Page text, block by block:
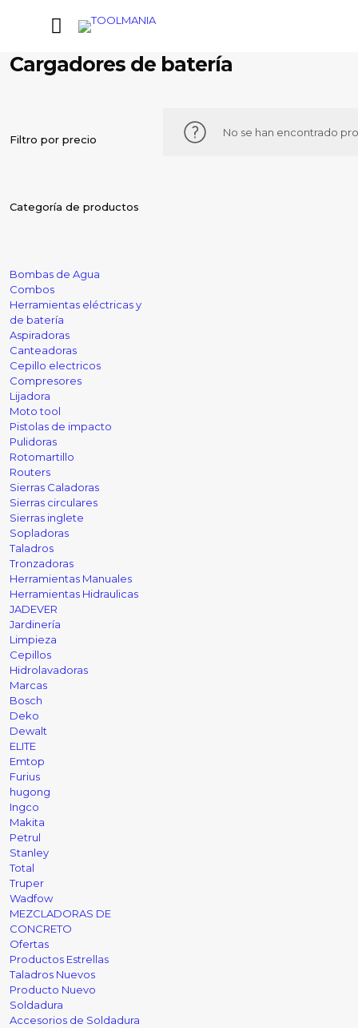
Cargadores de batería
Filtro por precio
Categoría de productos
Bombas de Agua
Combos
Herramientas eléctricas y
de batería
Aspiradoras
Canteadoras
Cepillo electricos
Compresores
Lijadora
Moto tool
Pistolas de impacto
Pulidoras
Rotomartillo
Routers
Sierras Caladoras
Sierras circulares
Sierras inglete
Sopladoras
Taladros
Tronzadoras
Herramientas Manuales
Herramientas Hidraulicas
JADEVER
Jardinería
Limpieza
Cepillos
Hidrolavadoras
Marcas
Bosch
Deko
Dewalt
ELITE
Emtop
Furius
hugong
Ingco
Makita
Petrul
Stanley
Total
Truper
Wadfow
MEZCLADORAS DE
CONCRETO
Ofertas
Productos Estrellas
Taladros Nuevos
Producto Nuevo
Soldadura
Accesorios de Soldadura
No se han encontrado